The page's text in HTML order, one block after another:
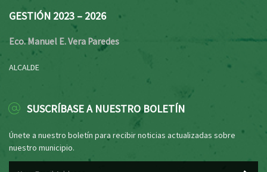
GESTIÓN 2023 – 2026
Eco. Manuel E. Vera Paredes
ALCALDE
SUSCRÍBASE A NUESTRO BOLETÍN
Únete a nuestro boletín para recibir noticias actualizadas sobre
nuestro municipio.